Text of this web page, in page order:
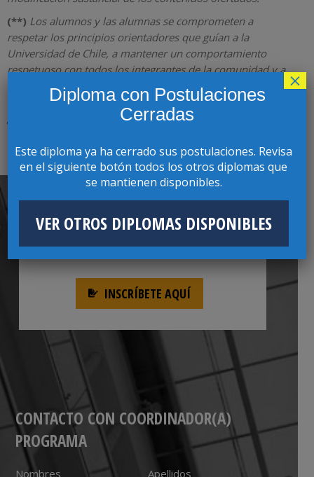
(**) Los alumnos y las alumnas se comprometen a
respetar los principios orientadores que guían a la
Universidad de Chile, a mantener un comportamiento
respetuoso con todos los integrantes de la comunidad y a
observar las prohibiciones de conductas que deriven en
discriminación arbitraria, acoso sexual u otras de similar
gravedad que atenten contra el buen trato.
POSTULACIÓN ONLINE
INSCRÍBETE AQUÍ
CONTACTO CON COORDINADOR(A)
PROGRAMA
Nombres Apellidos
Diploma con Postulaciones
Cerradas
Este diploma ya ha cerrado sus postulaciones. Revisa
en el siguiente botón todos los otros diplomas que
se mantienen disponibles.
VER OTROS DIPLOMAS DISPONIBLES
×